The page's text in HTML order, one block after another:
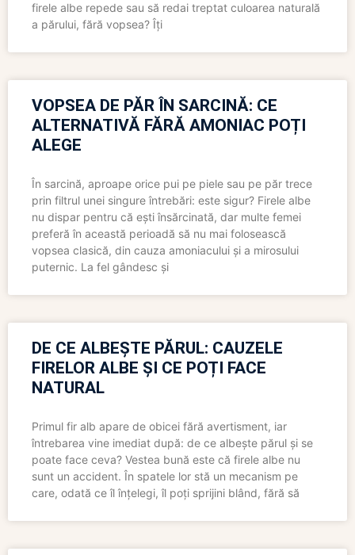
firele albe repede sau să redai treptat culoarea naturală
a părului, fără vopsea? Îți
VOPSEA DE PĂR ÎN SARCINĂ: CE
ALTERNATIVĂ FĂRĂ AMONIAC POȚI
ALEGE
În sarcină, aproape orice pui pe piele sau pe păr trece
prin filtrul unei singure întrebări: este sigur? Firele albe
nu dispar pentru că ești însărcinată, dar multe femei
preferă în această perioadă să nu mai folosească
vopsea clasică, din cauza amoniacului și a mirosului
puternic. La fel gândesc și
DE CE ALBEȘTE PĂRUL: CAUZELE
FIRELOR ALBE ȘI CE POȚI FACE
NATURAL
Primul fir alb apare de obicei fără avertisment, iar
întrebarea vine imediat după: de ce albește părul și se
poate face ceva? Vestea bună este că firele albe nu
sunt un accident. În spatele lor stă un mecanism pe
care, odată ce îl înțelegi, îl poți sprijini blând, fără să